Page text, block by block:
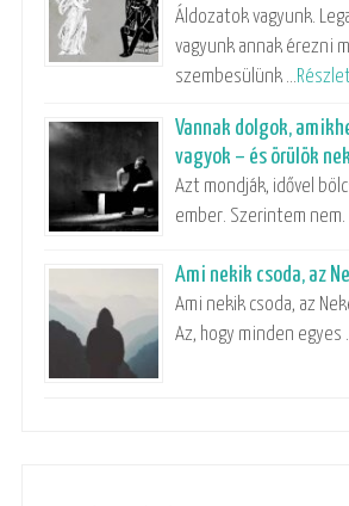
Áldozatok vagyunk.
vagyunk annak érezni
szembesülünk …
Vannak dolgok,
vagyok – és örülök
Azt mondják, idővel
ember. Szerintem nem.
Ami nekik csoda, az
Ami nekik csoda, az
Az, hogy minden egyes